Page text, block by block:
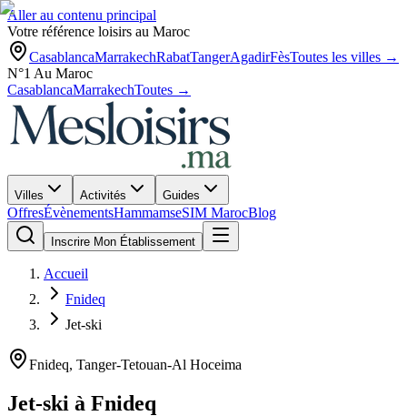
Aller au contenu principal
Votre référence loisirs au Maroc
CasablancaMarrakechRabatTangerAgadirFèsToutes les villes →
N°1 Au Maroc
CasablancaMarrakechToutes →
Villes Activités Guides
OffresÉvènementsHammamseSIM MarocBlog
Inscrire Mon Établissement
Accueil
Fnideq
Jet-ski
Fnideq, Tanger-Tetouan-Al Hoceima
Jet-ski à Fnideq